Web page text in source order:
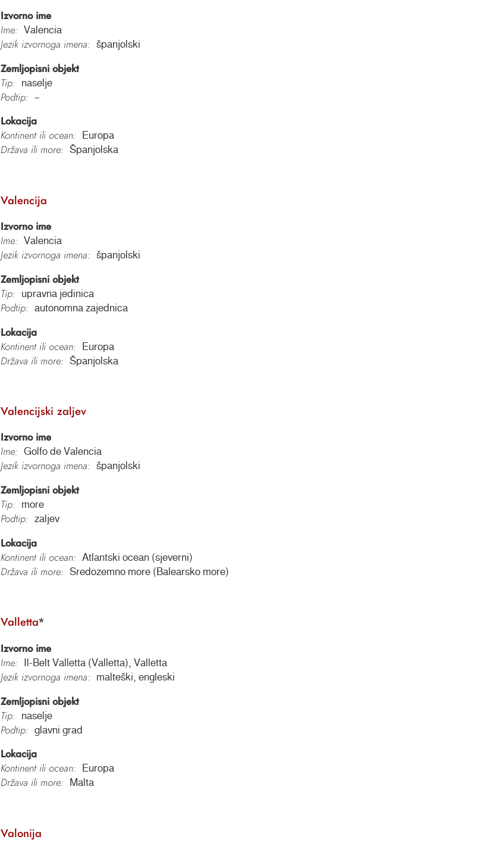
Izvorno ime
Ime:
Valencia
Jezik izvornoga imena: španjolski
Zemljopisni objekt
Tip:
naselje
Podtip: –
Lokacija
Kontinent ili ocean:
Europa
Država ili more: Španjolska
Valencija
Izvorno ime
Ime:
Valencia
Jezik izvornoga imena: španjolski
Zemljopisni objekt
Tip:
upravna jedinica
Podtip: autonomna zajednica
Lokacija
Kontinent ili ocean:
Europa
Država ili more: Španjolska
Valencijski zaljev
Izvorno ime
Ime:
Golfo de Valencia
Jezik izvornoga imena: španjolski
Zemljopisni objekt
Tip:
more
Podtip: zaljev
Lokacija
Kontinent ili ocean:
Atlantski ocean (sjeverni)
Država ili more: Sredozemno more (Balearsko more)
Valletta*
Izvorno ime
Ime:
Il-Belt Valletta (Valletta), Valletta
Jezik izvornoga imena: malteški, engleski
Zemljopisni objekt
Tip:
naselje
Podtip: glavni grad
Lokacija
Kontinent ili ocean:
Europa
Država ili more: Malta
Valonija